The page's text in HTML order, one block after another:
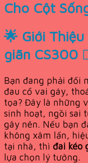
Cho Cột
🌟 Giới
giãn CS300
Bạn đang phải đối
đau cổ vai gáy,
tọa? Đây là những
sinh hoạt, ngồi sai
gây nên. Nếu bạn
không xâm lấn,
tại nhà, thì đai kéo
lựa chọn lý tưởng.